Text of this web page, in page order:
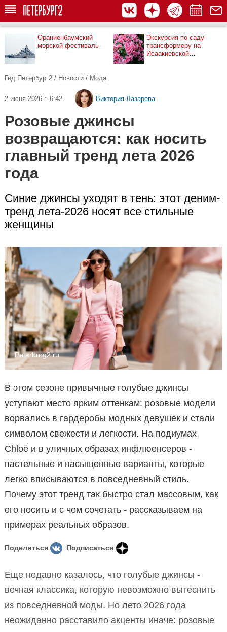
Ораниенбаумский
морской фестиваль
Экскурсия по саду-
трансформеру на
Исаакиевской
Гид Петербург2 / Новости / Мода
2 июня 2026 г. 6:42 Виктория Лазарева
Розовые джинсы
возвращаются: как носить
главный тренд лета 2026
года
Синие джинсы уходят в тень: этот деним-
тренд лета-2026 носят все стильные
женщины
Peterburg2.ru
В этом сезоне привычные голубые джинсы
уступают место ярким оттенкам: розовые модели
ворвались в гардеробы модных девушек и стали
символом свежести и легкости. На подиумах
Chloé и в уличных образах инфлюенсеров -
пастельные и насыщенные варианты, которые
легко вписываются в повседневный стиль.
Почему этот тренд так быстро стал массовым, как
его носить и с чем сочетать - рассказываем на
примерах реальных образов.
Поделиться Подписаться
Еще недавно казалось, что голубые джинсы -
вечная классика, которую невозможно вытеснить
из повседневной моды. Но лето 2026 года
неожиданно расставило акценты иначе: розовые